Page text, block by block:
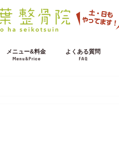
メニュー&料金
Menu&Price
よくある質問
FAQ